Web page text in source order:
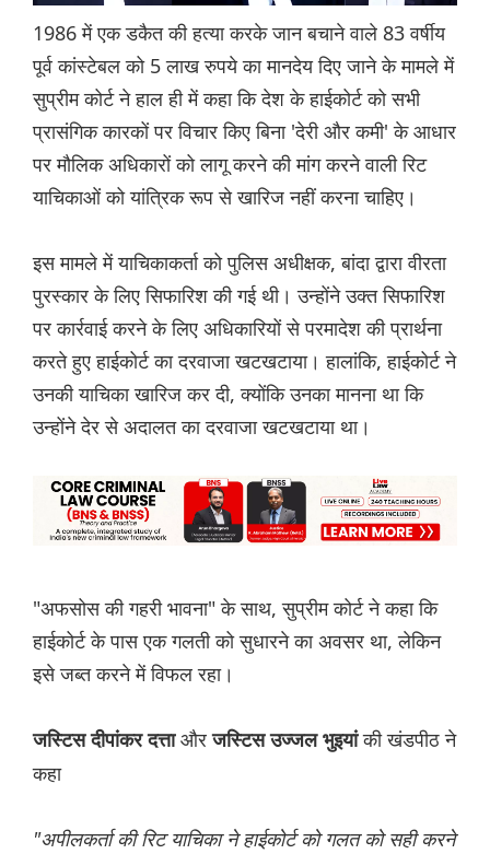
1986 में एक डकैत की हत्या करके जान बचाने वाले 83 वर्षीय
पूर्व कांस्टेबल को 5 लाख रुपये का मानदेय दिए जाने के मामले में
सुप्रीम कोर्ट ने हाल ही में कहा कि देश के हाईकोर्ट को सभी
प्रासंगिक कारकों पर विचार किए बिना 'देरी और कमी' के आधार
पर मौलिक अधिकारों को लागू करने की मांग करने वाली रिट
याचिकाओं को यांत्रिक रूप से खारिज नहीं करना चाहिए।
इस मामले में याचिकाकर्ता को पुलिस अधीक्षक, बांदा द्वारा वीरता
पुरस्कार के लिए सिफारिश की गई थी। उन्होंने उक्त सिफारिश
पर कार्रवाई करने के लिए अधिकारियों से परमादेश की प्रार्थना
करते हुए हाईकोर्ट का दरवाजा खटखटाया। हालांकि, हाईकोर्ट ने
उनकी याचिका खारिज कर दी, क्योंकि उनका मानना था कि
उन्होंने देर से अदालत का दरवाजा खटखटाया था।
"अफसोस की गहरी भावना" के साथ, सुप्रीम कोर्ट ने कहा कि
हाईकोर्ट के पास एक गलती को सुधारने का अवसर था, लेकिन
इसे जब्त करने में विफल रहा।
जस्टिस दीपांकर दत्ताऔरजस्टिस उज्जल भुइयांकी खंडपीठ ने
कहा
"अपीलकर्ता की रिट याचिका ने हाईकोर्ट को गलत को सही करने